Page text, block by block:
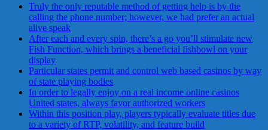
Truly the only reputable method of getting help is by the
calling the phone number; however, we had prefer an actual
alive speak
After each and every spin, there’s a go you’ll stimulate new
Fish Function, which brings a beneficial fishbowl on your
display
Particular states permit and control web based casinos by way
of state playing bodies
In order to legally enjoy on a real income online casinos
United states, always favor authorized workers
Within this position play, players typically evaluate titles due
to a variety of RTP, volatility, and feature build